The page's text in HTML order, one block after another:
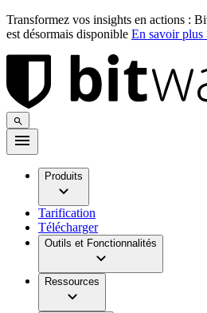
Transformez vos insights en actions :
est désormais disponible En savoir plus
Produits
Tarification
Télécharger
Outils et Fonctionnalités
Ressources